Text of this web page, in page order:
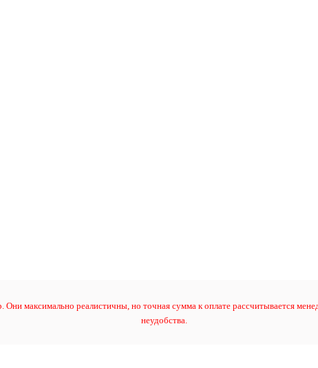
максимально реалистичны, но точная сумма к оплате рассчитывается
неудобства.